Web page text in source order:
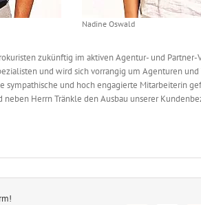
Nadine Oswald
zukünftig im aktiven Agentur- und Partner-
und wird sich vorrangig um Agenturen
sympathische und hoch engagierte Mitarbeiterin
Herrn Tränkle den Ausbau unserer